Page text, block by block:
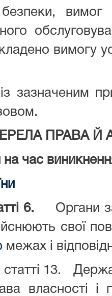
вимог
вимогу
зазначеним
ПРАВА Й
на час
6. Органи
свої
межах і
статті 13.
власності і